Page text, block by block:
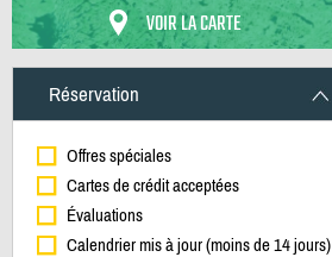
VOIR LA CARTE
Réservation
Offres spéciales
Cartes de crédit acceptées
Évaluations
Calendrier mis à jour (moins de 14 jours)